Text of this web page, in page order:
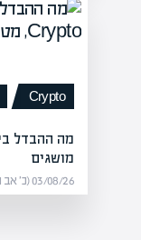
Crypto
מה ההבדל
מושגים
03/08/26 (כ׳ אב תשפ״ו) | מערכת אפיק